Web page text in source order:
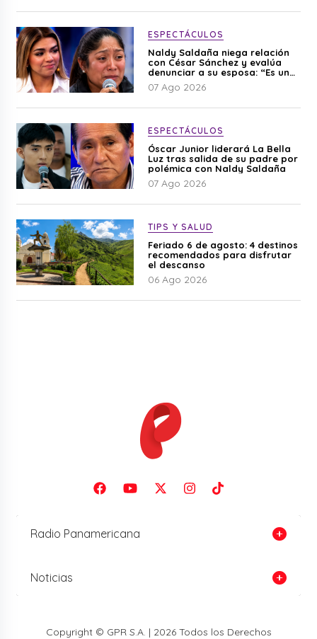
ESPECTÁCULOS
Naldy Saldaña niega relación
con César Sánchez y evalúa
denunciar a su esposa: “Es una
difamación”
07 Ago 2026
ESPECTÁCULOS
Óscar Junior liderará La Bella
Luz tras salida de su padre por
polémica con Naldy Saldaña
07 Ago 2026
TIPS Y SALUD
Feriado 6 de agosto: 4 destinos
recomendados para disfrutar
el descanso
06 Ago 2026
Radio Panamericana
Noticias
Copyright © GPR S.A. | 2026 Todos los Derechos